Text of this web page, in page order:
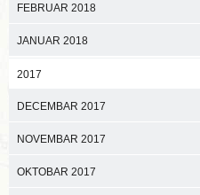
FEBRUAR 2018
JANUAR 2018
2017
DECEMBAR 2017
NOVEMBAR 2017
OKTOBAR 2017